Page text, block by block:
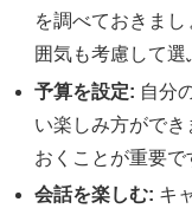
を調べておきま
囲気も考慮して選
予算を設定: 自分
い楽しみ方がで
おくことが重要で
会話を楽しむ: キ